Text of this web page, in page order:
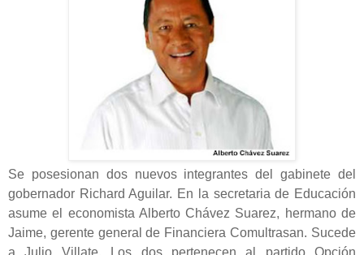
Se posesionan dos nuevos integrantes del gabinete del
gobernador Richard Aguilar. En la secretaria de Educación
asume el economista Alberto Chávez Suarez, hermano de
Jaime, gerente general de Financiera Comultrasan. Sucede
a Julio Villate. Los dos pertenecen al partido Opción